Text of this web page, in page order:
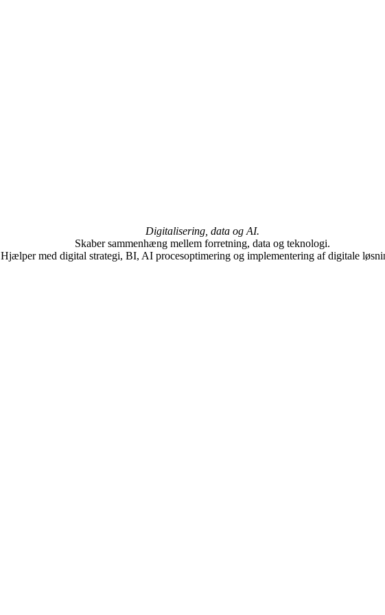
Digitalisering, data og AI.
Skaber sammenhæng mellem forretning, data og teknologi.
Hjælper med digital strategi, BI, AI procesoptimering og implementering af digitale